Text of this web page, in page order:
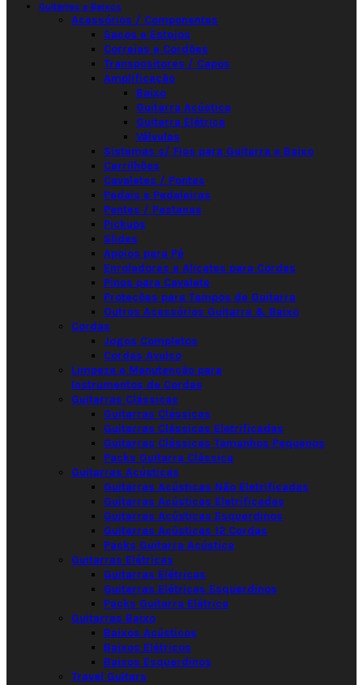
Guitarras e Baixos
Acessórios / Componentes
Sacos e Estojos
Correias e Cordões
Transpositores / Capos
Amplificação
Baixo
Guitarra Acústica
Guitarra Elétrica
Válvulas
Sistemas s/ Fios para Guitarra e Baixo
Carrilhões
Cavaletes / Pontes
Pedais e Pedaleiras
Pentes / Pestanas
Pickups
Slides
Apoios para Pé
Enroladores e Alicates para Cordas
Pinos para Cavalete
Proteções para Tampos de Guitarra
Outros Acessórios Guitarra & Baixo
Cordas
Jogos Completos
Cordas Avulso
Limpeza e Manutenção para
Instrumentos de Cordas
Guitarras Clássicas
Guitarras Clássicas
Guitarras Clássicas Eletrificadas
Guitarras Clássicas Tamanhos Pequenos
Packs Guitarra Clássica
Guitarras Acústicas
Guitarras Acústicas Não Eletrificadas
Guitarras Acústicas Eletrificadas
Guitarras Acústicas Esquerdinos
Guitarras Acústicas 12 Cordas
Packs Guitarra Acústica
Guitarras Elétricas
Guitarras Elétricas
Guitarras Elétricas Esquerdinos
Packs Guitarra Elétrica
Guitarras Baixo
Baixos Acústicos
Baixos Elétricos
Baixos Esquerdinos
Travel Guitars